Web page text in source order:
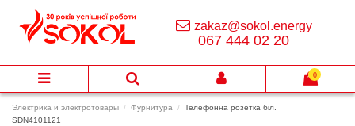
Электрика и электротовары Фурнитура
Телефонна розетка біл.
SDN4101121
zakaz@sokol.energy
067 444 02 20
0